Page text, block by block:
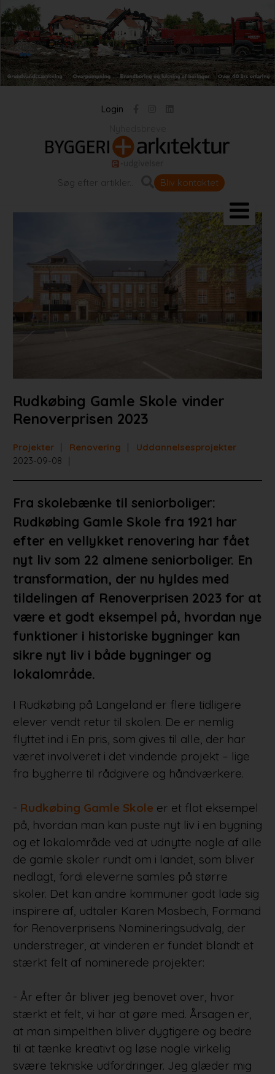
Login
Bliv kontaktet
Projekter
Portrætter
Partnere
Rudkøbing Gamle Skole vinder
Renoverprisen 2023
Projekter Renovering
Uddannelsesprojekter
2023-09-08
Fra skolebænke til seniorboliger:
Rudkøbing Gamle Skole fra 1921 har
efter en vellykket renovering har fået
nyt liv som 22 almene seniorboliger. En
transformation, der nu hyldes med
tildelingen af Renoverprisen 2023 for at
være et godt eksempel på, hvordan nye
funktioner i historiske bygninger kan
sikre nyt liv i både bygninger og
lokalområde.
I Rudkøbing på Langeland er flere tidligere
elever vendt retur til skolen. De er nemlig
flyttet ind i En pris, som gives til alle, der har
været involveret i det vindende projekt – lige
fra bygherre til rådgivere og håndværkere.
- Rudkøbing Gamle Skole er et flot eksempel
på, hvordan man kan puste nyt liv i en bygning
og et lokalområde ved at udnytte nogle af alle
de gamle skoler rundt om i landet, som bliver
nedlagt, fordi eleverne samles på større
skoler. Det kan andre kommuner godt lade sig
inspirere af, udtaler Karen Mosbech, Formand
for Renoverprisens Nomineringsudvalg, der
understreger, at vinderen er fundet blandt et
stærkt felt af nominerede projekter:
- År efter år bliver jeg benovet over, hvor
stærkt et felt, vi har at gøre med. Årsagen er,
at man simpelthen bliver dygtigere og bedre
til at tænke kreativt og løse nogle virkelig
svære tekniske udfordringer. Jeg glæder mig